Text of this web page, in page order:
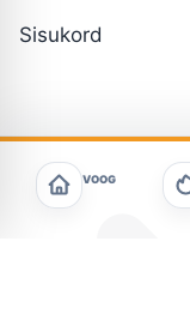
Sisukord
VOOG